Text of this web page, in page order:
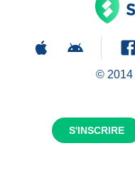
S'INSCRIRE
© 2014